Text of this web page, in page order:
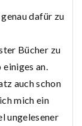
dafür zu
Bücher zu
an.
auch schon
mich ein
ungelesener